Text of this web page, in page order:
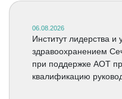
06.08.2026
Институт лидерства и
здравоохранением
при поддержке АОТ
квалификацию